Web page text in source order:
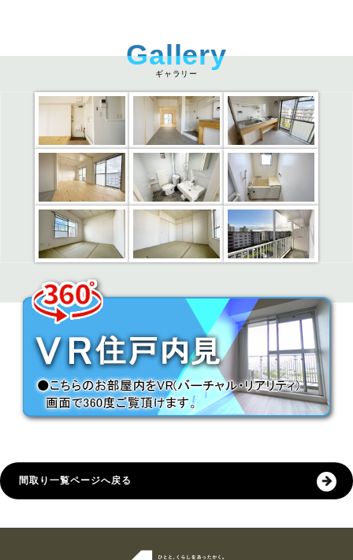
ギャラリー
間取り一覧ページへ戻る